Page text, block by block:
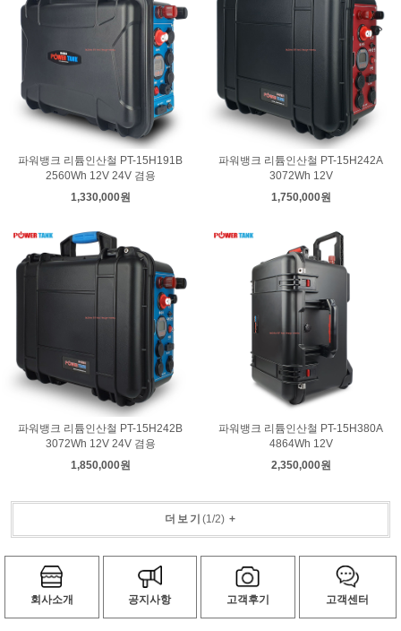
파워뱅크 리튬인산철 PT-15H191B
2560Wh 12V 24V 겸용
1,330,000원
파워뱅크 리튬인산철 PT-15H242A
3072Wh 12V
1,750,000원
파워뱅크 리튬인산철 PT-15H242B
3072Wh 12V 24V 겸용
1,850,000원
파워뱅크 리튬인산철 PT-15H380A
4864Wh 12V
2,350,000원
더보기 (1/2)+
회사소개 공지사항 고객후기 고객센터